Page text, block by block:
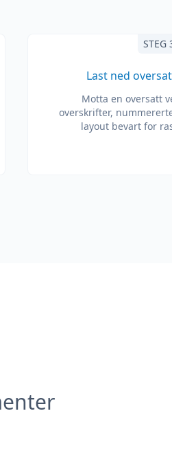
STEG
Last ned
Motta en oversatt
overskrifter,
layout bevart for